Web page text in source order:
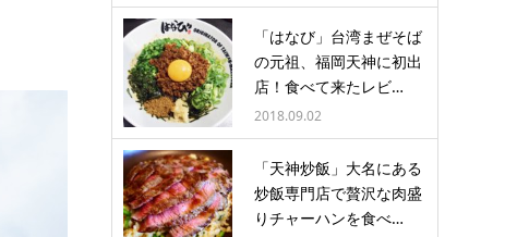
「はなび」台湾まぜそば
の元祖、福岡天神に初出
店！食べて来たレビ…
2018.09.02
「天神炒飯」大名にある
炒飯専門店で贅沢な肉盛
りチャーハンを食べ…